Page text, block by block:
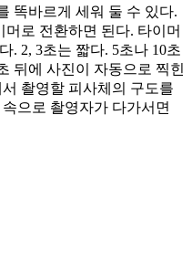
똑바르게 세워 둘 수 있다.
로 전환하면 된다. 타이머
. 2, 3초는 짧다. 5초나 10초
뒤에 사진이 자동으로 찍힌
촬영할 피사체의 구도를
으로 촬영자가 다가서면